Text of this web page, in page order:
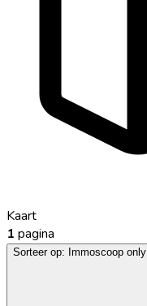
Kaart
1 pagina
Sorteer op: Immoscoop only